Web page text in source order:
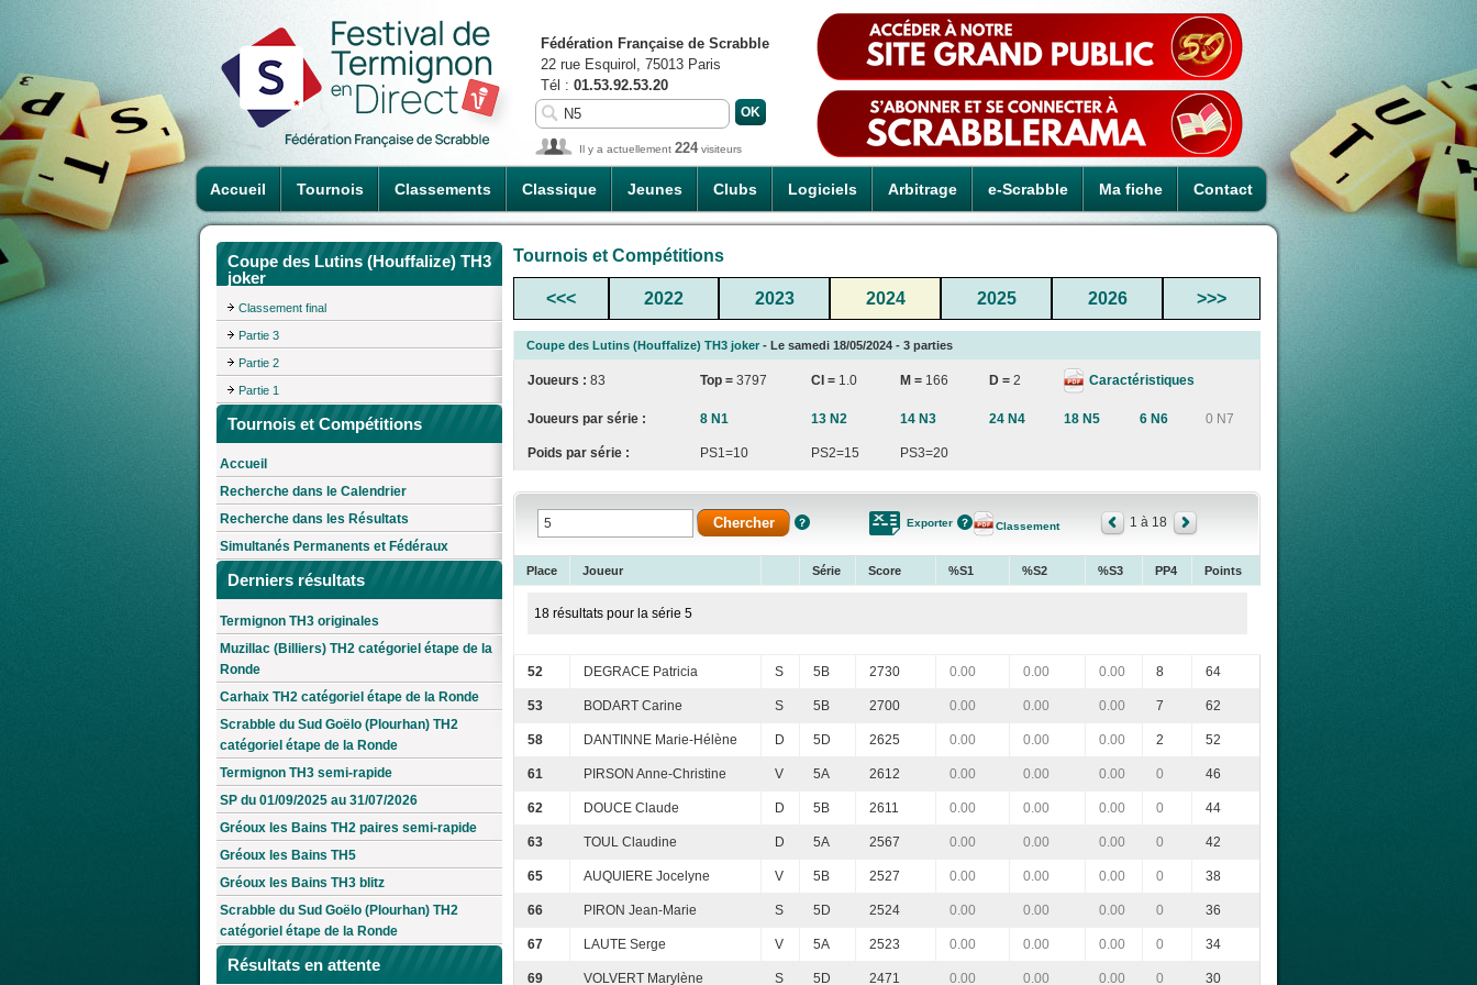
Accueil Tournois Classements Classique Jeunes Clubs Logiciels Arbitrage e-Scrabble Ma fiche Contact
Fédération Française de Scrabble
22 rue Esquirol, 75013 Paris
Tél : 01.53.92.53.20
Il y a actuellement 224visiteurs
Coupe des Lutins (Houffalize) TH3
joker
Classement final
Partie 3
Partie 2
Partie 1
Tournois et Compétitions
Accueil
Recherche dans le Calendrier
Recherche dans les Résultats
Simultanés Permanents et Fédéraux
Derniers résultats
Termignon TH3 originales
Muzillac (Billiers) TH2 catégoriel étape de la
Ronde
Carhaix TH2 catégoriel étape de la Ronde
Scrabble du Sud Goëlo (Plourhan) TH2
catégoriel étape de la Ronde
Termignon TH3 semi-rapide
SP du 01/09/2025 au 31/07/2026
Gréoux les Bains TH2 paires semi-rapide
Gréoux les Bains TH5
Gréoux les Bains TH3 blitz
Scrabble du Sud Goëlo (Plourhan) TH2
catégoriel étape de la Ronde
Résultats en attente
Tournois et Compétitions
<<< 2022 2023 2024 2025 2026 >>>
Coupe des Lutins (Houffalize) TH3 joker - Le samedi 18/05/2024 - 3 parties
Joueurs : 83 Top = 3797 CI = 1.0 M = 166 D = 2 Caractéristiques
Joueurs par série : 8 N1 13 N2 14 N3 24 N4 18 N5 6 N6 0 N7
Poids par série : PS1=10 PS2=15 PS3=20
Exporter Classement 1 à 18
Place Joueur Série Score %S1 %S2 %S3 PP4 Points
18 résultats pour la série 5
52 DEGRACE Patricia S 5B 2730 0.00 0.00 0.00 8 64
53 BODART Carine S 5B 2700 0.00 0.00 0.00 7 62
58 DANTINNE Marie-Hélène D 5D 2625 0.00 0.00 0.00 2 52
61 PIRSON Anne-Christine V 5A 2612 0.00 0.00 0.00 0 46
62 DOUCE Claude D 5B 2611 0.00 0.00 0.00 0 44
63 TOUL Claudine D 5A 2567 0.00 0.00 0.00 0 42
65 AUQUIERE Jocelyne V 5B 2527 0.00 0.00 0.00 0 38
66 PIRON Jean-Marie S 5D 2524 0.00 0.00 0.00 0 36
67 LAUTE Serge V 5A 2523 0.00 0.00 0.00 0 34
69 VOLVERT Marylène S 5D 2471 0.00 0.00 0.00 0 30